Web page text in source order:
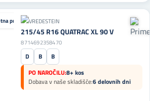
pnevmatika
215/45 R16 QUATRAC XL 90 V
8714692358470
D B
B
PO NAROČILU:8+ kos
Dobava v naše skladišče:6 delovnih dni